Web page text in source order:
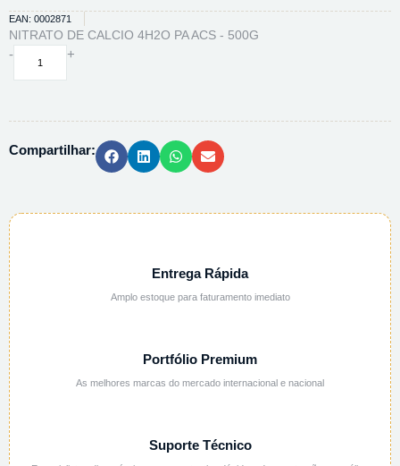
EAN: 0002871
NITRATO DE CALCIO 4H2O PA ACS - 500G
-
NITRATO
ACS
quantidade
+
Compartilhar:
Entrega Rápida
Amplo estoque para faturamento imediato
Portfólio Premium
As melhores marcas do mercado internacional e nacional
Suporte Técnico